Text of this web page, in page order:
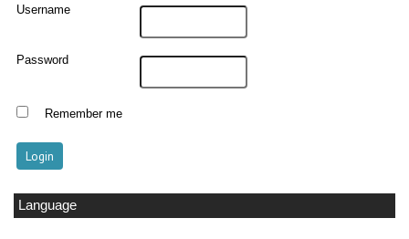
Username
Password
Remember me
Language